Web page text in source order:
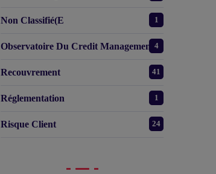
Non Classifié(e 1
Observatoire Du Credit Management 4
Recouvrement 41
Réglementation 1
Risque Client 24